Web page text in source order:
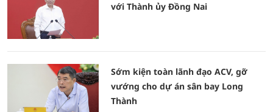
với Thành ủy Đồng Nai
Sớm kiện toàn lãnh đạo ACV, gỡ
vướng cho dự án sân bay Long
Thành